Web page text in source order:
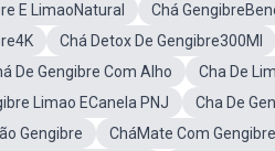
E LimaoNatural
Chá
Chá Detox De Gengibre300Ml
De Gengibre Com Alho
Cha De
Limao ECanela PNJ
Cha De
Gengibre
CháMate Com Gengibre